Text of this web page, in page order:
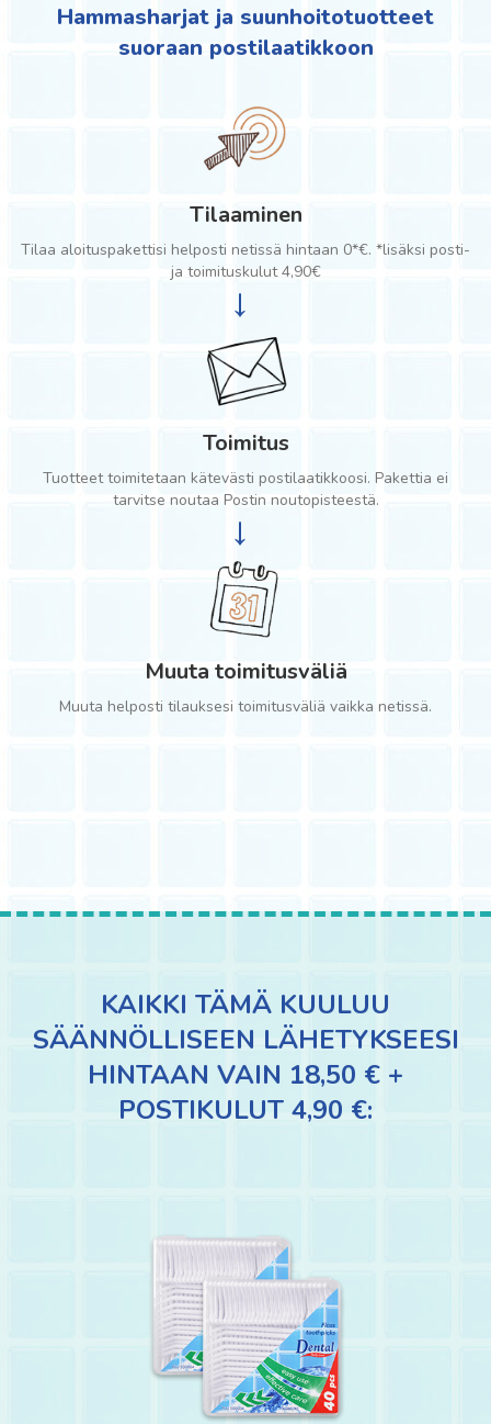
Hammasharjat ja suunhoitotuotteet
suoraan postilaatikkoon
Tilaaminen
Tilaa aloituspakettisi helposti netissä hintaan 0*€. *lisäksi posti-
ja toimituskulut 4,90€
→
Toimitus
Tuotteet toimitetaan kätevästi postilaatikkoosi. Pakettia ei
tarvitse noutaa Postin noutopisteestä.
→
Muuta toimitusväliä
Muuta helposti tilauksesi toimitusväliä vaikka netissä.
KAIKKI TÄMÄ KUULUU
SÄÄNNÖLLISEEN LÄHETYKSEESI
HINTAAN VAIN 18,50 € +
POSTIKULUT 4,90 €: